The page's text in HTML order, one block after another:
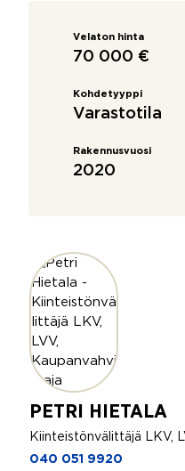
Velaton hinta
70 000 €
Kohdetyyppi
Varastotila
Rakennusvuosi
2020
PETRI HIETALA
Kiinteistönvälittäjä LKV,
040 051 9920